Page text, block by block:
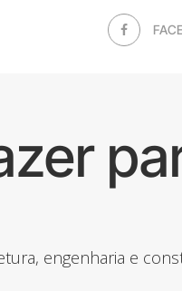
engenharia e